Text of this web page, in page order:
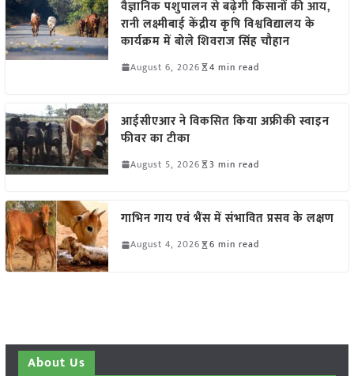
वैज्ञानिक पशुपालन से बढ़ेगी किसानों की आय,
रानी लक्ष्मीबाई केंद्रीय कृषि विश्वविद्यालय के
कार्यक्रम में बोले शिवराज सिंह चौहान
August 6, 2026 4 min read
आईसीएआर ने विकसित किया अफ्रीकी स्वाइन
फीवर का टीका
August 5, 2026 3 min read
गाभिन गाय एवं भैंस में संभावित प्रसव के लक्षण
August 4, 2026 6 min read
About Us